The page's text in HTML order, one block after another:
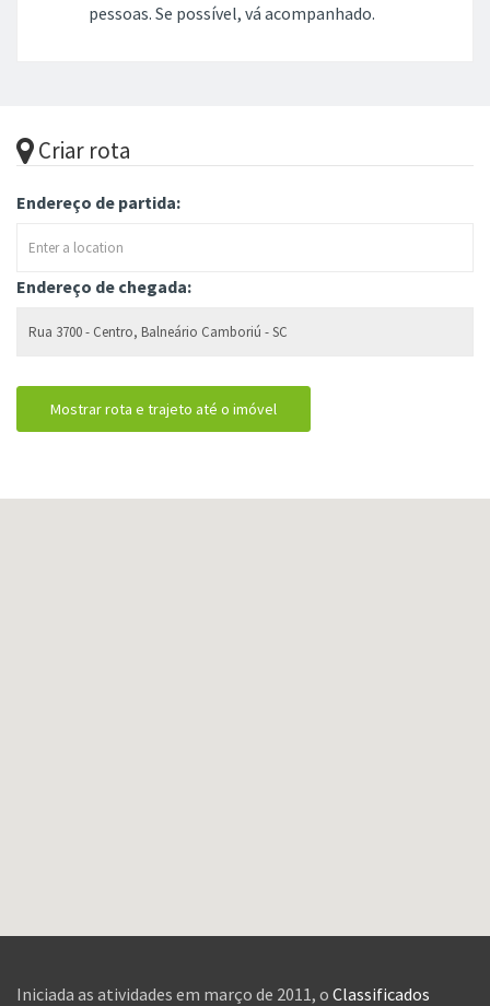
pessoas. Se possível, vá acompanhado.
Criar rota
Endereço de partida:
Endereço de chegada:
Iniciada as atividades em março de 2011, o Classificados